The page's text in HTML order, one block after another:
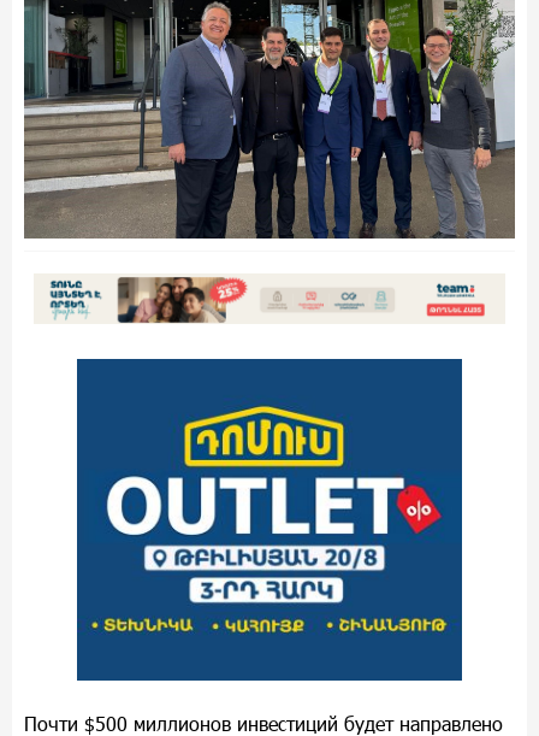
Почти $500 миллионов инвестиций будет направлено